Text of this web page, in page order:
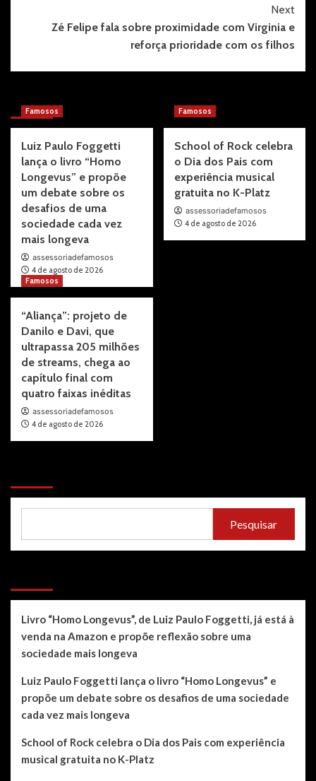
Next
Zé Felipe fala sobre proximidade com Virginia e
reforça prioridade com os filhos
More Stories
Famosos
Luiz Paulo Foggetti
lança o livro “Homo
Longevus” e propõe
um debate sobre os
desafios de uma
sociedade cada vez
mais longeva
assessoriadefamosos
4 de agosto de 2026
Famosos
School of Rock celebra
o Dia dos Pais com
experiência musical
gratuita no K-Platz
assessoriadefamosos
4 de agosto de 2026
Famosos
“Aliança”: projeto de
Danilo e Davi, que
ultrapassa 205 milhões
de streams, chega ao
capítulo final com
quatro faixas inéditas
assessoriadefamosos
4 de agosto de 2026
Pesquisar
Livro “Homo Longevus”, de Luiz Paulo Foggetti, já está à
venda na Amazon e propõe reflexão sobre uma
sociedade mais longeva
Luiz Paulo Foggetti lança o livro “Homo Longevus” e
propõe um debate sobre os desafios de uma sociedade
cada vez mais longeva
School of Rock celebra o Dia dos Pais com experiência
musical gratuita no K-Platz